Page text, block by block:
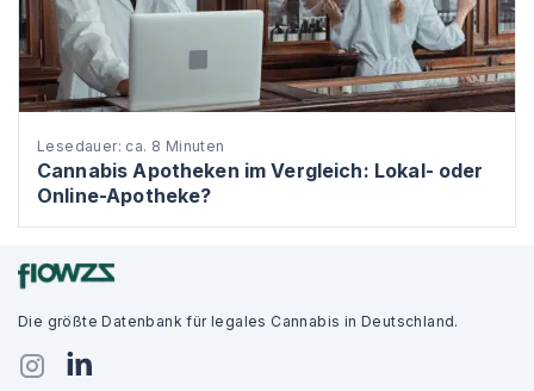
Lesedauer: ca. 8 Minuten
Cannabis Apotheken im Vergleich: Lokal- oder
Online-Apotheke?
Die größte Datenbank für legales Cannabis in Deutschland.